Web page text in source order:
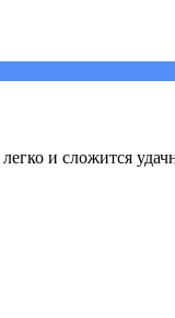
и сложится